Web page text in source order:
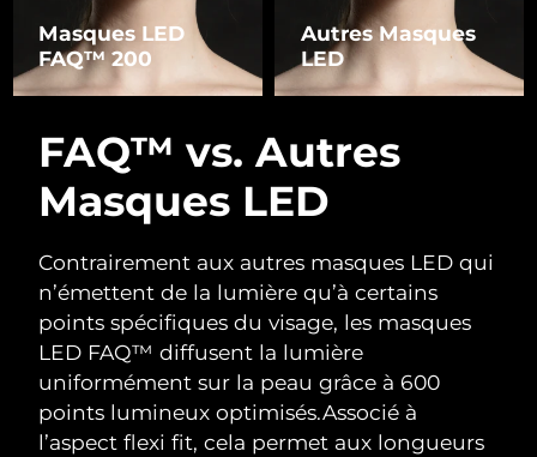
Masques LED
FAQ™ 200
Autres Masques
LED
FAQ™ vs. Autres
Masques LED
Contrairement aux autres masques LED qui
n’émettent de la lumière qu’à certains
points spécifiques du visage, les masques
LED FAQ™ diffusent la lumière
uniformément sur la peau grâce à 600
points lumineux optimisés.Associé à
l’aspect flexi fit, cela permet aux longueurs